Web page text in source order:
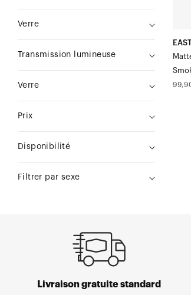
Verre
Transmission lumineuse
Verre
Prix
Disponibilité
Filtrer par sexe
Prix
Livraison gratuite standard